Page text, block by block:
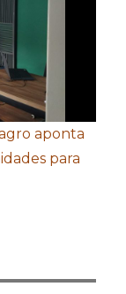
aponta
para